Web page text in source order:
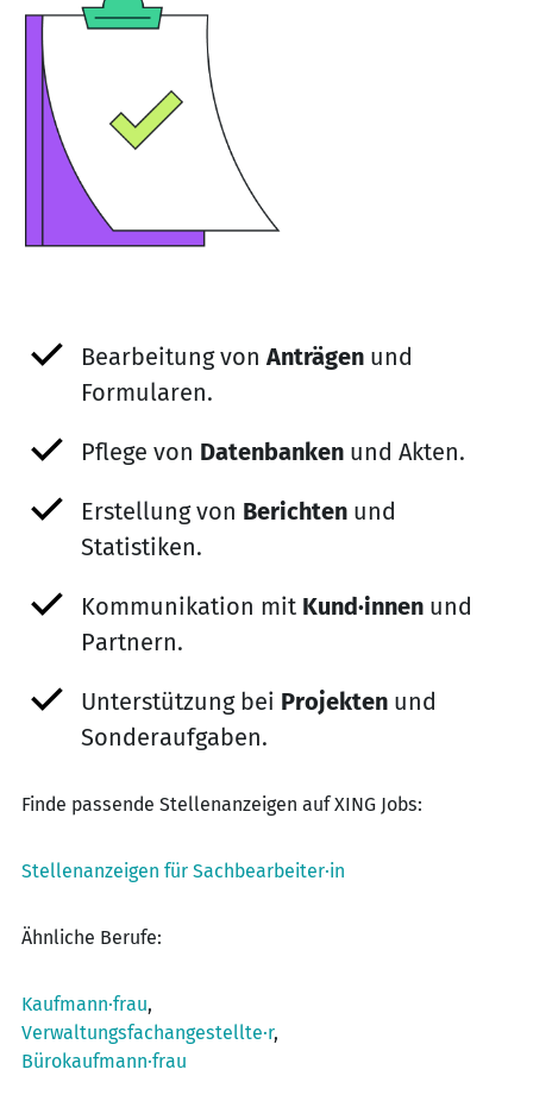
Bearbeitung von Anträgen und
Formularen.
Pflege von Datenbanken und Akten.
Erstellung von Berichten und
Statistiken.
Kommunikation mit Kund·innen und
Partnern.
Unterstützung bei Projekten und
Sonderaufgaben.
Finde passende Stellenanzeigen auf XING Jobs:
Stellenanzeigen für Sachbearbeiter·in
Ähnliche Berufe:
Kaufmann·frau,
Verwaltungsfachangestellte·r,
Bürokaufmann·frau